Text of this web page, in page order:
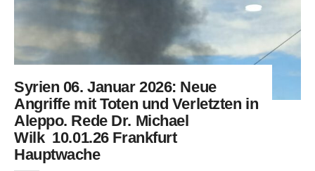
Syrien 06. Januar 2026: Neue
Angriffe mit Toten und Verletzten in
Aleppo. Rede Dr. Michael
Wilk 10.01.26 Frankfurt
Hauptwache